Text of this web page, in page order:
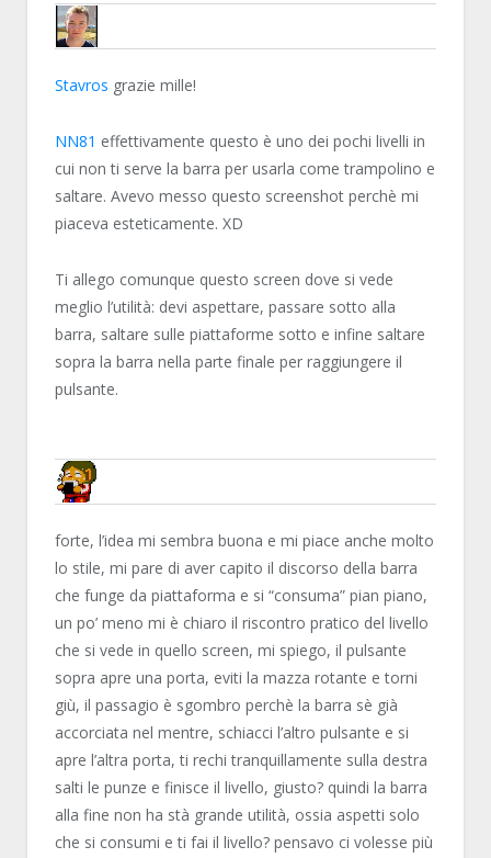
HAVANA24
Stavros grazie mille!
NN81 effettivamente questo è uno dei pochi livelli in
cui non ti serve la barra per usarla come trampolino e
saltare. Avevo messo questo screenshot perchè mi
piaceva esteticamente. XD
Ti allego comunque questo screen dove si vede
meglio l’utilità: devi aspettare, passare sotto alla
barra, saltare sulle piattaforme sotto e infine saltare
sopra la barra nella parte finale per raggiungere il
pulsante.
NN81
forte, l’idea mi sembra buona e mi piace anche molto
lo stile, mi pare di aver capito il discorso della barra
che funge da piattaforma e si “consuma” pian piano,
un po’ meno mi è chiaro il riscontro pratico del livello
che si vede in quello screen, mi spiego, il pulsante
sopra apre una porta, eviti la mazza rotante e torni
giù, il passagio è sgombro perchè la barra sè già
accorciata nel mentre, schiacci l’altro pulsante e si
apre l’altra porta, ti rechi tranquillamente sulla destra
salti le punze e finisce il livello, giusto? quindi la barra
alla fine non ha stà grande utilità, ossia aspetti solo
che si consumi e ti fai il livello? pensavo ci volesse più